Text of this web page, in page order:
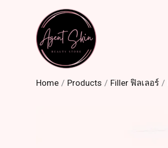
Home Products Filler ฟิลเลอร์